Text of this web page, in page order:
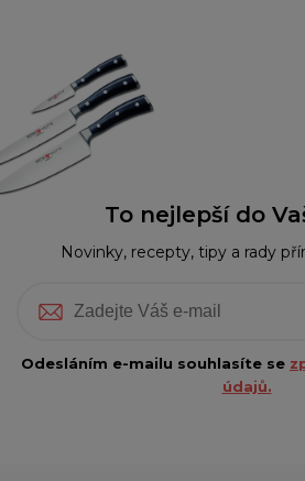
To nejlepší do
Novinky, recepty, tipy a rady
Odesláním e-mailu souhlasíte se
údajů.